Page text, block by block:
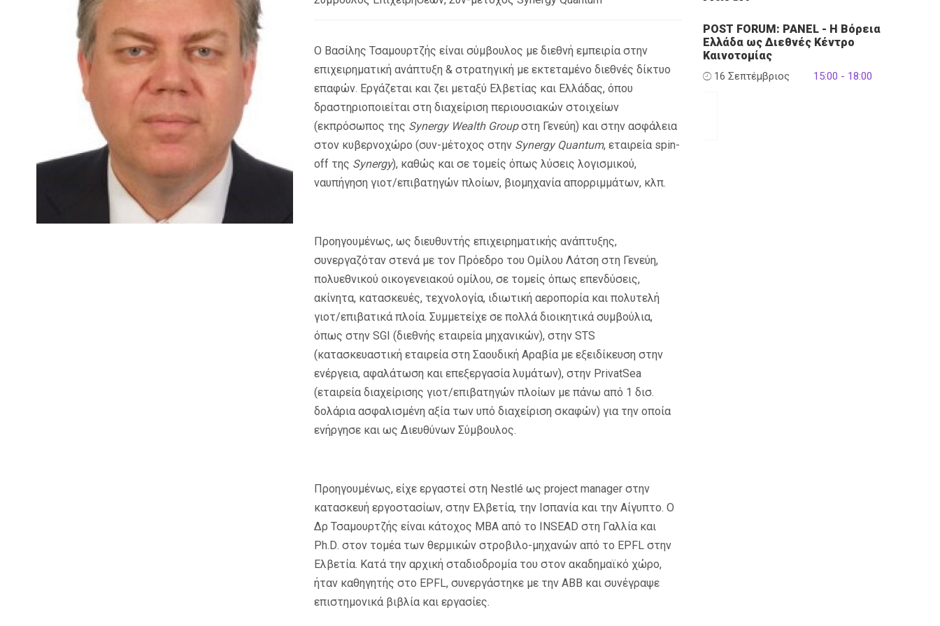
Ο Βασίλης Τσαμουρτζής είναι σύμβουλος με διεθνή εμπειρία στην
επιχειρηματική ανάπτυξη & στρατηγική με εκτεταμένο διεθνές δίκτυο
επαφών. Εργάζεται και ζει μεταξύ Ελβετίας και Ελλάδας, όπου
δραστηριοποιείται στη διαχείριση περιουσιακών στοιχείων
(εκπρόσωπος της Synergy Wealth Groupστη Γενεύη) και στην ασφάλεια
στον κυβερνοχώρο (συν-μέτοχος στην Synergy Quantum, εταιρεία spin-
off της Synergy), καθώς και σε τομείς όπως λύσεις λογισμικού,
ναυπήγηση γιοτ/επιβατηγών πλοίων, βιομηχανία απορριμμάτων, κλπ.
Προηγουμένως, ως διευθυντής επιχειρηματικής ανάπτυξης,
συνεργαζόταν στενά με τον Πρόεδρο του Ομίλου Λάτση στη Γενεύη,
πολυεθνικού οικογενειακού ομίλου, σε τομείς όπως επενδύσεις,
ακίνητα, κατασκευές, τεχνολογία, ιδιωτική αεροπορία και πολυτελή
γιοτ/επιβατικά πλοία. Συμμετείχε σε πολλά διοικητικά συμβούλια,
όπως στην SGI (διεθνής εταιρεία μηχανικών), στην STS
(κατασκευαστική εταιρεία στη Σαουδική Αραβία με εξειδίκευση στην
ενέργεια, αφαλάτωση και επεξεργασία λυμάτων), στην PrivatSea
(εταιρεία διαχείρισης γιοτ/επιβατηγών πλοίων με πάνω από 1 δισ.
δολάρια ασφαλισμένη αξία των υπό διαχείριση σκαφών) για την οποία
ενήργησε και ως Διευθύνων Σύμβουλος.
Προηγουμένως, είχε εργαστεί στη Nestlé ως project managerστην
κατασκευή εργοστασίων, στην Ελβετία, την Ισπανία και την Αίγυπτο. Ο
Δρ Τσαμουρτζής είναι κάτοχος MBAαπό το INSEAD στη Γαλλία και
Ph.D. στον τομέα των θερμικών στροβιλο-μηχανών από το EPFLστην
Ελβετία. Κατά την αρχική σταδιοδρομία του στον ακαδημαϊκό χώρο,
ήταν καθηγητής στο EPFL, συνεργάστηκε με την ABB και συνέγραψε
επιστημονικά βιβλία και εργασίες.
POST FORUM: PANEL - Η Βόρεια
Ελλάδα ως Διεθνές Κέντρο
Καινοτομίας
16 Σεπτέμβριος 15:00 - 18:00